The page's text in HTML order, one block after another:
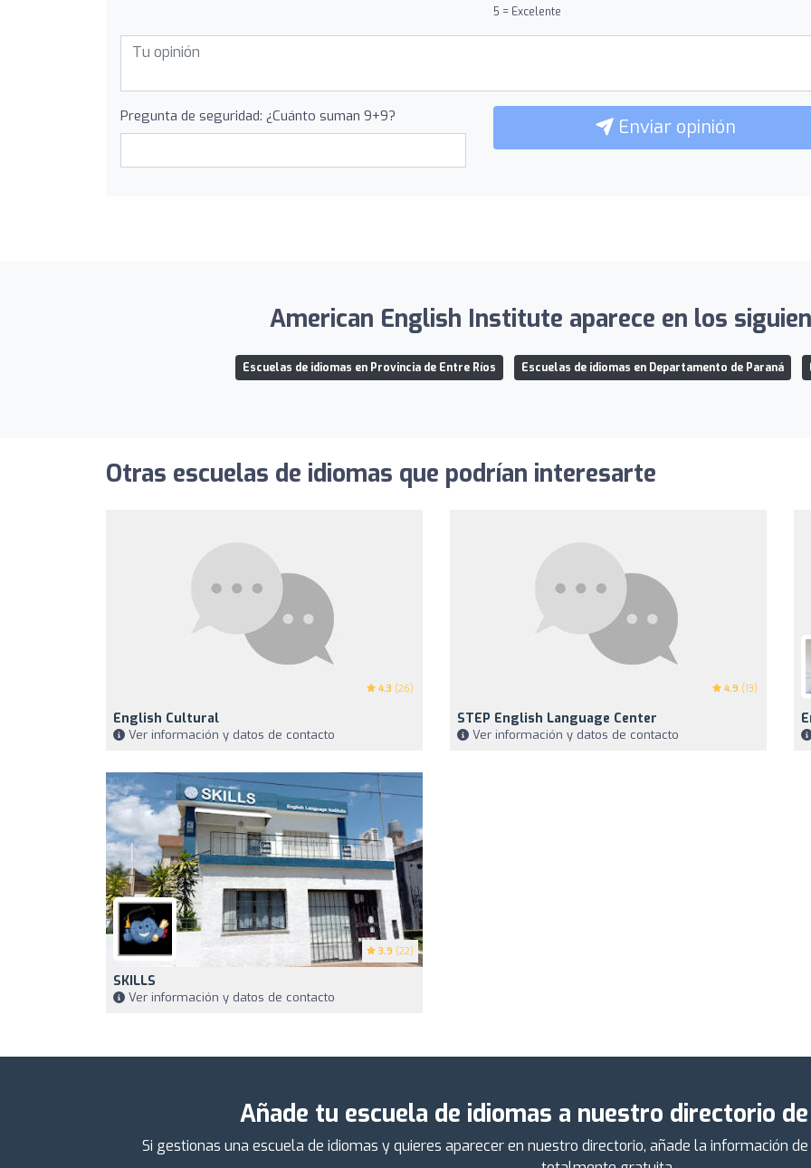
5 = Excelente
Pregunta de seguridad: ¿Cuánto suman 9+9? Enviar opinión
American English Institute aparece en los
Escuelas de idiomas en Provincia de Entre Ríos Escuelas de idiomas en Departamento de Paraná
Otras escuelas de idiomas que podrían interesarte
4.3 (26)
English Cultural
Ver información y datos de contacto
4.9 (13)
STEP English Language Center
Ver información y datos de contacto
3.9 (22)
SKILLS
Ver información y datos de contacto
Añade tu escuela de idiomas a nuestro directorio
Si gestionas una escuela de idiomas y quieres aparecer en nuestro directorio, añade la información